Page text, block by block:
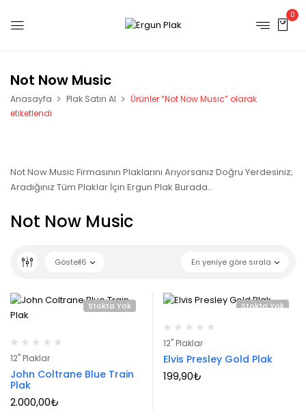
0
Not Now Music
Anasayfa Plak Satın Al
Ürünler “Not Now Music” olarak
etiketlendi
Not Now Music Firmasının Plaklarını Arıyorsanız Doğru Yerdesiniz;
Aradığınız Tüm Plaklar İçin Ergun Plak Burada…
Not Now Music
En yeniye göre sırala
Göster16
Stokta Yok
12" Plaklar
John Coltrane Blue Train
Plak
2.000,00₺
Stokta Yok
12" Plaklar
Elvis Presley Gold Plak
199,90₺